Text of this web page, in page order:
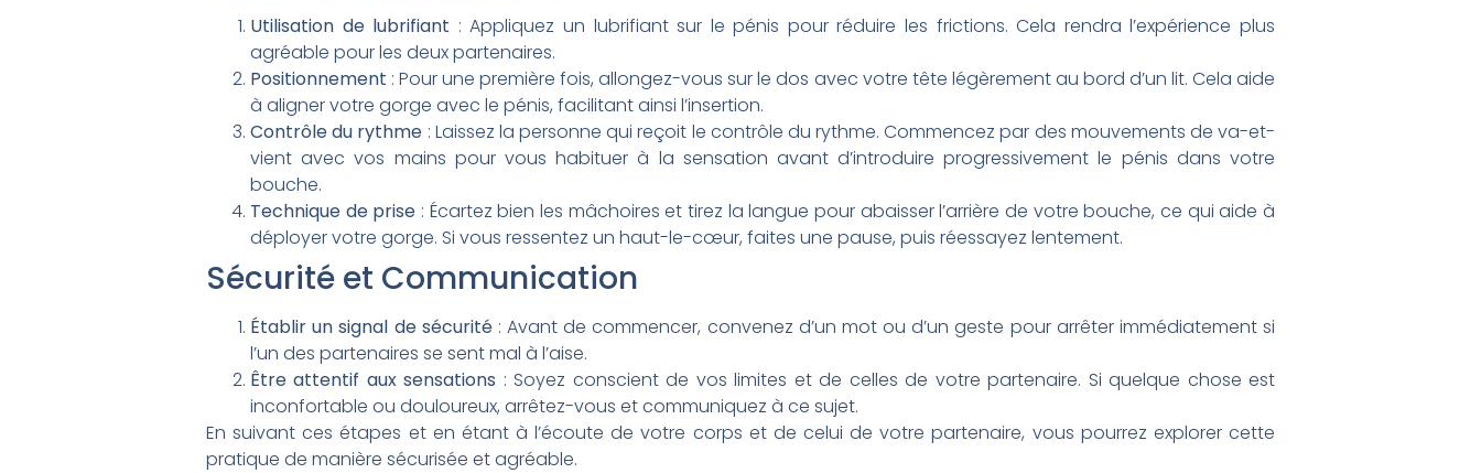
Utilisation de lubrifiant : Appliquez un lubrifiant sur le pénis pour réduire les frictions. Cela rendra l’expérience plus
agréable pour les deux partenaires.
Positionnement : Pour une première fois, allongez-vous sur le dos avec votre tête légèrement au bord d’un lit. Cela aide
à aligner votre gorge avec le pénis, facilitant ainsi l’insertion.
Contrôle du rythme : Laissez la personne qui reçoit le contrôle du rythme. Commencez par des mouvements de va-et-
vient avec vos mains pour vous habituer à la sensation avant d’introduire progressivement le pénis dans votre
bouche.
Technique de prise : Écartez bien les mâchoires et tirez la langue pour abaisser l’arrière de votre bouche, ce qui aide à
déployer votre gorge. Si vous ressentez un haut-le-cœur, faites une pause, puis réessayez lentement.
Sécurité et Communication
Établir un signal de sécurité: Avant de commencer, convenez d’un mot ou d’un geste pour arrêter immédiatement si
l’un des partenaires se sent mal à l’aise.
Être attentif aux sensations : Soyez conscient de vos limites et de celles de votre partenaire. Si quelque chose est
inconfortable ou douloureux, arrêtez-vous et communiquez à ce sujet.
En suivant ces étapes et en étant à l’écoute de votre corps et de celui de votre partenaire, vous pourrez explorer cette
pratique de manière sécurisée et agréable.